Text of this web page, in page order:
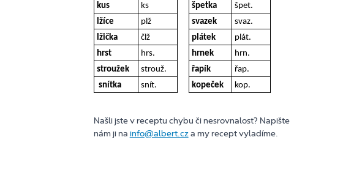
kus ks špetka
špet.
lžíce
plž svazek
svaz.
lžička
člž plátek
plát.
hrst
hrs. hrnek
hrn.
stroužek
strouž. řapík
řap.
snítka
snít. kopeček kop.
Našli jste v receptu chybu či nesrovnalost? Napište
nám ji na info@albert.cza my recept vyladíme.